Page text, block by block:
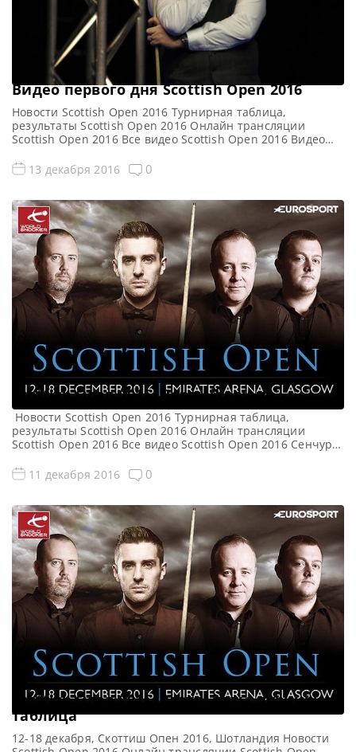
Видео первого дня Scottish Open 2016
Новости Scottish Open 2016 Турнирная таблица,
результаты Scottish Open 2016 Онлайн трансляции
Scottish Open 2016 Все видео Scottish Open 2016 Видео
Полный матч https://youtu.be/l46qB8BYNjE Видео матча
Джон Хиггинс — Алан МакМанус (первый раунд) Полный
Хокинс — Хаммад Миах (первый раунд) Полный матч […]
13 декабря 2016 0
Scottish Open 2016. Первый раунд
Новости Scottish Open 2016 Турнирная таблица,
результаты Scottish Open 2016 Онлайн трансляции
Scottish Open 2016 Все видео Scottish Open 2016 Сенчури
Первый раунд турнира Скоттиш Опен 2016 Стюарт Бинэм
— 101, 116 Шон О’Салливан — 134 Нил Робертсон — 104,
11 декабря 2016 0
Scottish Open 2016. Результаты, турнирная
таблица
12-18 декабря, Скоттиш Опен 2016, Шотландия Новости